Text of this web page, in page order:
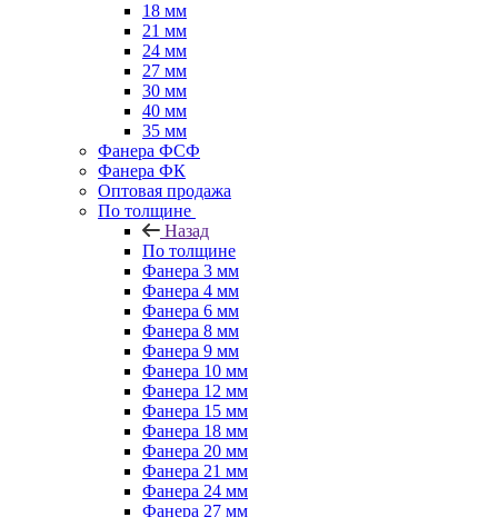
18 мм
21 мм
24 мм
27 мм
30 мм
40 мм
35 мм
Фанера ФСФ
Фанера ФК
Оптовая продажа
По толщине
Назад
По толщине
Фанера 3 мм
Фанера 4 мм
Фанера 6 мм
Фанера 8 мм
Фанера 9 мм
Фанера 10 мм
Фанера 12 мм
Фанера 15 мм
Фанера 18 мм
Фанера 20 мм
Фанера 21 мм
Фанера 24 мм
Фанера 27 мм